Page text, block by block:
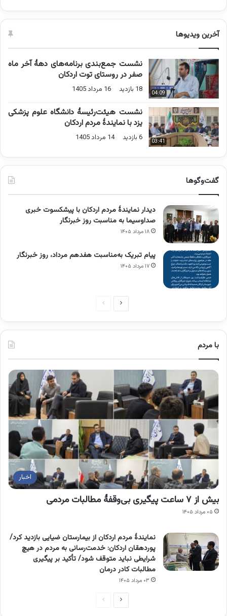
آخرین ویدیوها
04:09
نشست جمع‌بندی برنامه‌های دهۀ آخر ماه
صفر در روستای توت اردکان
18 بازدید 16 مرداد 1405
03:41
نشست هیئت‌رئیسۀ دانشگاه علوم پزشکی
یزد با نمایندۀ مردم اردکان
6 بازدید 14 مرداد 1405
گفت‌وگوها
دیدار نمایندۀ مردم اردکان با پیشکسوت خبری
صداوسیما به مناسبت روز خبرنگار
۱۸ مرداد ۱۴۰۵
پیام تبریک به‌مناسبت هفدهم مرداد، روز خبرنگار
۱۷ مرداد ۱۴۰۵
صفحه
صفحه
با مردم
اخبار
بیش از ۷ ساعت پیگیری بی‌وقفۀ مطالبات مردمی
۰۵ مرداد ۱۴۰۵
نمایندۀ مردم اردکان از بیمارستان ضیایی بازدید کرد/
پوردهقان اردکان: خدمت‌رسانی به مردم در هیچ
شرایطی نباید متوقف شود/ تأکید بر پیگیری
مطالبات کادر درمان
۰۳ مرداد ۱۴۰۵
صفحه
صفحه